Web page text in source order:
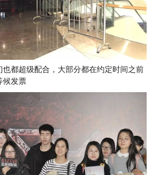
也都超级配合，大部分都在约定时间之前
候发票